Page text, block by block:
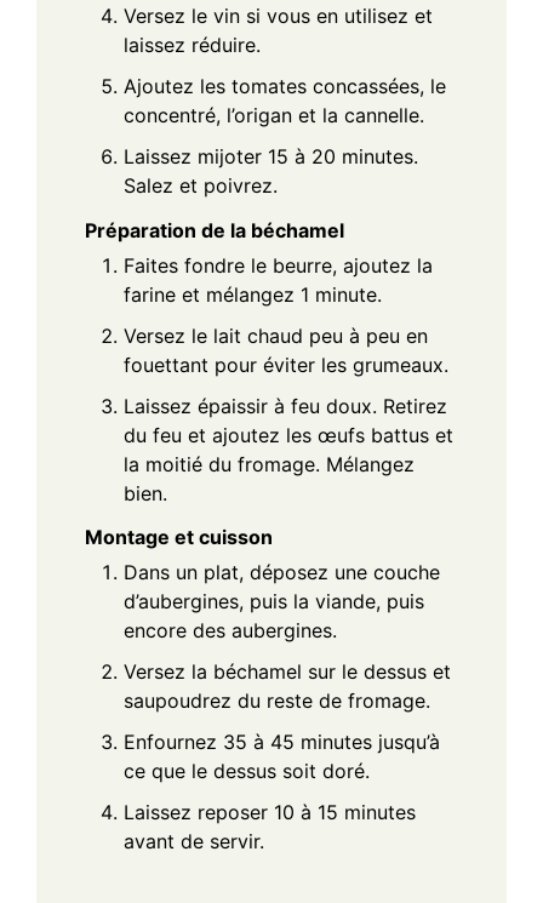
Versez le vin si vous en utilisez et
laissez réduire.
Ajoutez les tomates concassées, le
concentré, l’origan et la cannelle.
Laissez mijoter 15 à 20 minutes.
Salez et poivrez.
Préparation de la béchamel
Faites fondre le beurre, ajoutez la
farine et mélangez 1 minute.
Versez le lait chaud peu à peu en
fouettant pour éviter les grumeaux.
Laissez épaissir à feu doux. Retirez
du feu et ajoutez les œufs battus et
la moitié du fromage. Mélangez
bien.
Montage et cuisson
Dans un plat, déposez une couche
d’aubergines, puis la viande, puis
encore des aubergines.
Versez la béchamel sur le dessus et
saupoudrez du reste de fromage.
Enfournez 35 à 45 minutes jusqu’à
ce que le dessus soit doré.
Laissez reposer 10 à 15 minutes
avant de servir.